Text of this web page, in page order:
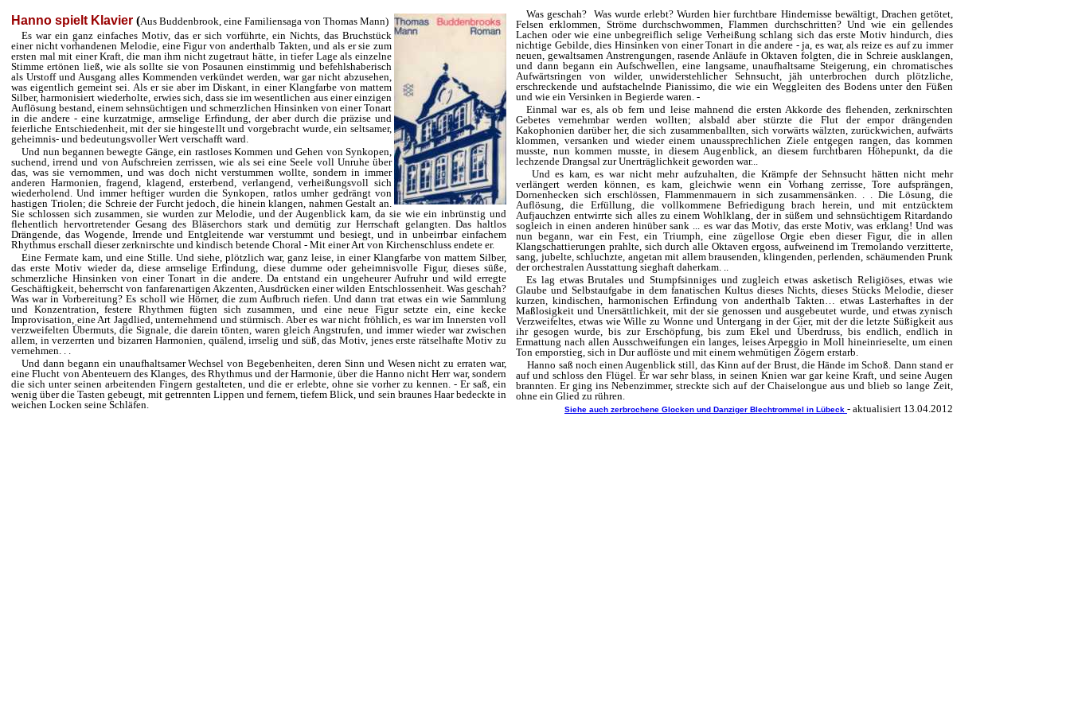
Hanno spielt Klavier (Aus Buddenbrook, eine Familiensaga von Thomas Mann)
Es war ein ganz einfaches Motiv, das er sich vorführte, ein Nichts, das Bruchstück
einer nicht vorhandenen Melodie, eine Figur von anderthalb Takten, und als er sie zum
ersten mal mit einer Kraft, die man ihm nicht zugetraut hätte, in tiefer Lage als einzelne
Stimme ertönen ließ, wie als sollte sie von Posaunen einstimmig und befehlshaberisch
als Urstoff und Ausgang alles Kommenden verkündet werden, war gar nicht abzusehen,
was eigentlich gemeint sei. Als er sie aber im Diskant, in einer Klangfarbe von mattem
Silber, harmonisiert wiederholte, erwies sich, dass sie im wesentlichen aus einer einzigen
Auflösung bestand, einem sehnsüchtigen und schmerzlichen Hinsinken von einer Tonart
in die andere - eine kurzatmige, armselige Erfindung, der aber durch die präzise und
feierliche Entschiedenheit, mit der sie hingestellt und vorgebracht wurde, ein seltsamer,
geheimnis- und bedeutungsvoller Wert verschafft ward.
Und nun begannen bewegte Gänge, ein rastloses Kommen und Gehen von Synkopen,
suchend, irrend und von Aufschreien zerrissen, wie als sei eine Seele voll Unruhe über
das, was sie vernommen, und was doch nicht verstummen wollte, sondern in immer
anderen Harmonien, fragend, klagend, er­sterbend, verlangend, verheißungsvoll sich
wiederholend. Und immer heftiger wurden die Synkopen, ratlos umher gedrängt von
hastigen Triolen; die Schreie der Furcht jedoch, die hinein klangen, nahmen Gestalt an.
Sie schlossen sich zusammen, sie wurden zur Melodie, und der Augenblick kam, da sie wie ein inbrünstig und
flehentlich hervortretender Gesang des Bläserchors stark und demütig zur Herrschaft gelangten. Das haltlos
Drängende, das Wogende, Irrende und Entgleitende war verstummt und besiegt, und in unbeirrbar einfachem
Rhythmus erschall dieser zerknirschte und kindisch betende Choral - Mit einer Art von Kirchenschluss endete er.
Eine Fermate kam, und eine Stille. Und siehe, plötzlich war, ganz leise, in einer Klangfarbe von mattem Silber,
das erste Motiv wieder da, diese armselige Erfindung, diese dumme oder geheimnisvolle Figur, dieses süße,
schmerzliche Hinsinken von einer Tonart in die andere. Da entstand ein ungeheurer Aufruhr und wild erregte
Geschäftigkeit, beherrscht von fanfarenartigen Akzenten, Ausdrücken einer wilden Entschlossenheit. Was geschah?
Was war in Vorbereitung? Es scholl wie Hörner, die zum Aufbruch riefen. Und dann trat etwas ein wie Sammlung
und Konzentra­tion, festere Rhythmen fügten sich zusammen, und eine neue Figur setzte ein, eine kecke
Improvisation, eine Art Jagdlied, unternehmend und stürmisch. Aber es war nicht fröhlich, es war im Innersten voll
verzweifelten Übermuts, die Signale, die darein tönten, waren gleich Angstrufen, und immer wieder war zwischen
allem, in verzerrten und bizarren Harmonien, quälend, irrselig und süß, das Motiv, jenes erste rätselhafte Motiv zu
vernehmen. . .
Und dann begann ein unaufhaltsamer Wechsel von Begebenheiten, deren Sinn und Wesen nicht zu erraten war,
eine Flucht von Abenteuern des Klanges, des Rhythmus und der Harmonie, über die Hanno nicht Herr war, sondern
die sich unter seinen arbeitenden Fingern gestalteten, und die er erlebte, ohne sie vorher zu kennen. - Er saß, ein
wenig über die Tasten gebeugt, mit getrennten Lippen und fernem, tiefem Blick, und sein braunes Haar bedeckte in
weichen Locken seine Schläfen.
Was geschah? Was wurde erlebt? Wurden hier furchtbare Hindernisse bewältigt, Drachen getötet,
Felsen erklommen, Ströme durchschwommen, Flammen durchschritten? Und wie ein gellendes
Lachen oder wie eine unbegreiflich selige Verheißung schlang sich das erste Motiv hindurch, dies
nichtige Gebilde, dies Hinsinken von einer Tonart in die andere - ja, es war, als reize es auf zu immer
neuen, gewaltsamen Anstrengungen, rasende Anläufe in Oktaven folgten, die in Schreie ausklangen,
und dann begann ein Aufschwellen, eine langsame, unaufhaltsame Steigerung, ein chromatisches
Aufwärtsringen von wilder, unwiderstehlicher Sehnsucht, jäh unterbrochen durch plötzliche,
erschreckende und aufstachelnde Pianissimo, die wie ein Weggleiten des Bodens unter den Füßen
und wie ein Versinken in Begierde waren. -
Einmal war es, als ob fern und leise mahnend die ersten Akkorde des flehenden, zerknirschten
Gebetes vernehmbar werden wollten; alsbald aber stürzte die Flut der empor drängenden
Kakophonien darüber her, die sich zusammenballten, sich vorwärts wälzten, zurückwichen, aufwärts
klommen, versanken und wieder einem unaussprechlichen Ziele entgegen rangen, das kommen
musste, nun kommen musste, in diesem Augenblick, an diesem furchtbaren Höhepunkt, da die
lechzende Drangsal zur Unerträglichkeit geworden war...
Und es kam, es war nicht mehr aufzuhalten, die Krämpfe der Sehnsucht hätten nicht mehr
verlängert werden können, es kam, gleichwie wenn ein Vorhang zerrisse, Tore aufsprängen,
Dornenhecken sich erschlössen, Flammenmauern in sich zusammensänken. . . Die Lösung, die
Auflösung, die Erfüllung, die vollkommene Befriedigung brach herein, und mit entzücktem
Aufjauchzen entwirrte sich alles zu einem Wohlklang, der in süßem und sehnsüchtigem Ritardando
sogleich in einen anderen hinüber sank ... es war das Motiv, das erste Motiv, was erklang! Und was
nun begann, war ein Fest, ein Triumph, eine zügellose Orgie eben dieser Figur, die in allen
Klangschattierungen prahlte, sich durch alle Oktaven ergoss, aufweinend im Tremolando verzitterte,
sang, jubelte, schluchzte, angetan mit allem brausenden, klingenden, perlenden, schäumenden Prunk
der orchestralen Ausstattung sieghaft daherkam. ..
Es lag etwas Brutales und Stumpfsinniges und zugleich etwas asketisch Religiöses, etwas wie
Glaube und Selbstaufgabe in dem fanatischen Kultus dieses Nichts, dieses Stücks Melodie, dieser
kurzen, kindischen, harmonischen Erfindung von anderthalb Takten… etwas Lasterhaftes in der
Maßlosigkeit und Unersättlichkeit, mit der sie genossen und ausgebeutet wurde, und etwas zynisch
Verzweifeltes, etwas wie Wille zu Wonne und Untergang in der Gier, mit der die letzte Süßigkeit aus
ihr gesogen wurde, bis zur Erschöpfung, bis zum Ekel und Überdruss, bis endlich, endlich in
Ermattung nach allen Ausschweifungen ein langes, leises Arpeggio in Moll hineinrieselte, um einen
Ton emporstieg, sich in Dur auflöste und mit einem wehmütigen Zögern erstarb. ­
Hanno saß noch einen Augenblick still, das Kinn auf der Brust, die Hände im Schoß. Dann stand er
auf und schloss den Flügel. Er war sehr blass, in seinen Knien war gar keine Kraft, und seine Augen
brannten. Er ging ins Nebenzimmer, streckte sich auf der Chaiselongue aus und blieb so lange Zeit,
ohne ein Glied zu rühren.
Siehe auch zerbrochene Glocken und Danziger Blechtrommel in Lübeck - aktualisiert 13.04.2012